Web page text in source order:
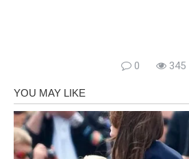
0 345